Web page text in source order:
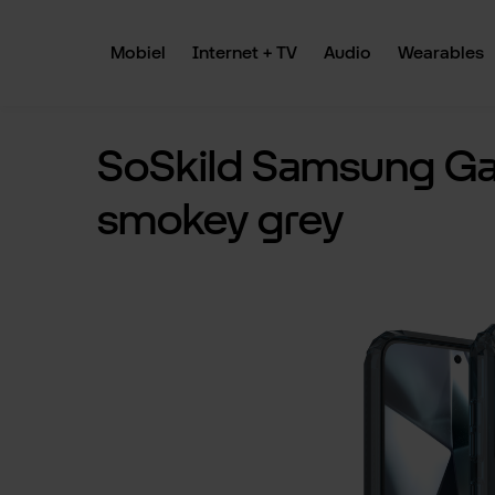
Mobiel
Internet + TV Audio Wearables
SoSkild Samsung
smokey grey